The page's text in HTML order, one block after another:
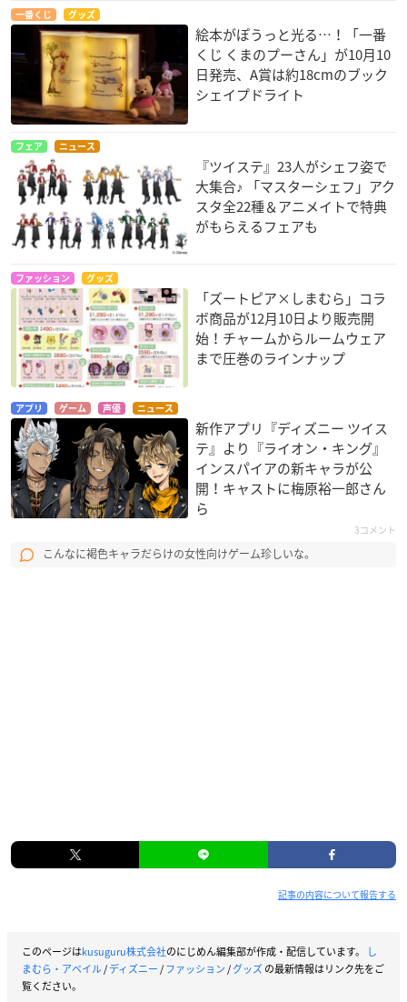
一番くじ グッズ
絵本がぽうっと光る…！「一番
くじ くまのプーさん」が10月10
日発売、A賞は約18cmのブック
シェイプドライト
フェア ニュース
『ツイステ』23人がシェフ姿で
大集合♪ 「マスターシェフ」アク
スタ全22種＆アニメイトで特典
がもらえるフェアも
ファッション グッズ
「ズートピア×しまむら」コラ
ボ商品が12月10日より販売開
始！チャームからルームウェア
まで圧巻のラインナップ
アプリ ゲーム 声優 ニュース
新作アプリ『ディズニー ツイス
テ』より『ライオン・キング』
インスパイアの新キャラが公
開！キャストに梅原裕一郎さん
ら
3コメント
こんなに褐色キャラだらけの女性向けゲーム珍しいな。
記事の内容について報告する
このページはkusuguru株式会社のにじめん編集部が作成・配信しています。
し
まむら・アベイル/ディズニー/ファッション/グッズの最新情報はリンク先をご
覧ください。